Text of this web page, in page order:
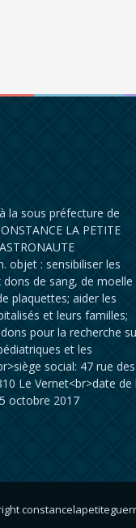
la sous préfecture de
LA PETITE
objet : sensibiliser les
de sang, de moelle
plaquettes; aider les
et leurs familles;
pour la recherche
et les
social: 47 rue des
Le Vernet<br>date de
octobre 2017